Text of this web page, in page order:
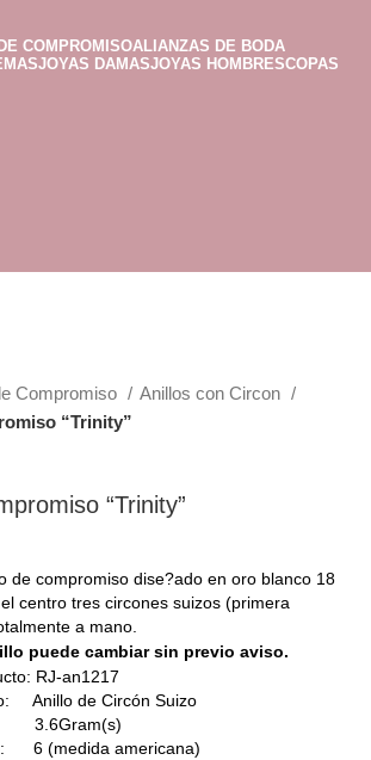
COMPROMISOALIANZAS DE BODA
JOYAS DAMASJOYAS HOMBRESCOPAS
ampliar
Compromiso
Anillos con Circon
“Trinity”
“Trinity”
de compromiso dise?ado en oro blanco 18
centro tres circones suizos (primera
a mano.
puede cambiar sin previo aviso.
RJ-an1217
Anillo de Circón Suizo
6 (medida americana)